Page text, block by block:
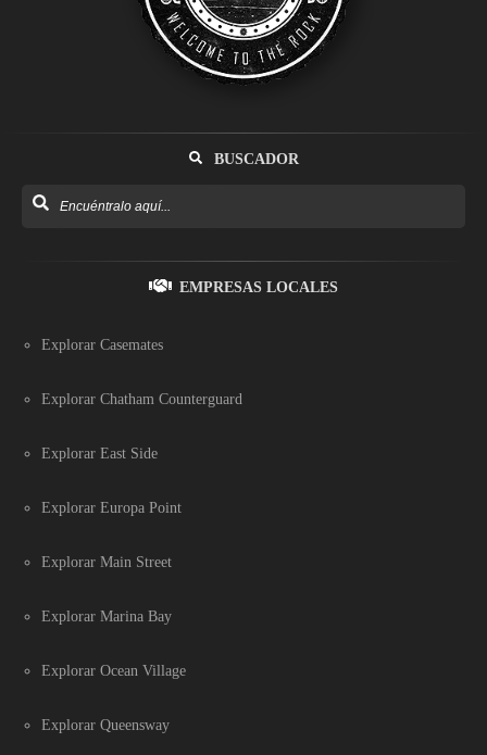
BUSCADOR
EMPRESAS LOCALES
Explorar Casemates
Explorar Chatham Counterguard
Explorar East Side
Explorar Europa Point
Explorar Main Street
Explorar Marina Bay
Explorar Ocean Village
Explorar Queensway